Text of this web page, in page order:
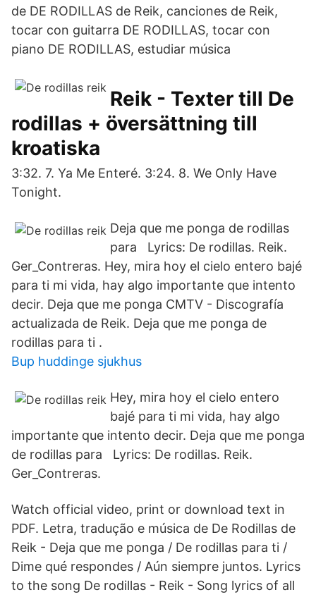
de DE RODILLAS de Reik, canciones de Reik,
tocar con guitarra DE RODILLAS, tocar con
piano DE RODILLAS, estudiar música
Reik - Texter till De
rodillas + översättning till
kroatiska
3:32. 7. Ya Me Enteré. 3:24. 8. We Only Have
Tonight.
Deja que me ponga de rodillas
para Lyrics: De rodillas. Reik.
Ger_Contreras. Hey, mira hoy el cielo entero bajé
para ti mi vida, hay algo importante que intento
decir. Deja que me ponga CMTV - Discografía
actualizada de Reik. Deja que me ponga de
rodillas para ti .
Bup huddinge sjukhus
Hey, mira hoy el cielo entero
bajé para ti mi vida, hay algo
importante que intento decir. Deja que me ponga
de rodillas para Lyrics: De rodillas. Reik.
Ger_Contreras.
Watch official video, print or download text in
PDF. Letra, tradução e música de De Rodillas de
Reik - Deja que me ponga / De rodillas para ti /
Dime qué respondes / Aún siempre juntos. Lyrics
to the song De rodillas - Reik - Song lyrics of all